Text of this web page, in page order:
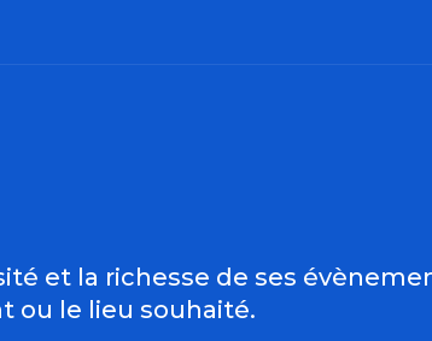
favoris
et la richesse de ses
ou le lieu souhaité.